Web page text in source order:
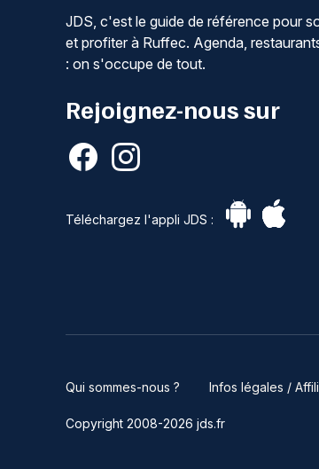
JDS, c'est le guide de référence pour
et profiter à Ruffec. Agenda,
: on s'occupe de tout.
Rejoignez-nous sur
Téléchargez l'appli JDS :
Qui sommes-nous ? Infos légales /
Copyright 2008-2026 jds.fr